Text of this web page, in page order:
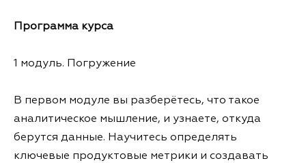
Программа курса
1 модуль. Погружение
В первом модуле вы разберётесь, что такое
аналитическое мышление, и узнаете, откуда
берутся данные. Научитесь определять
ключевые продуктовые метрики и создавать